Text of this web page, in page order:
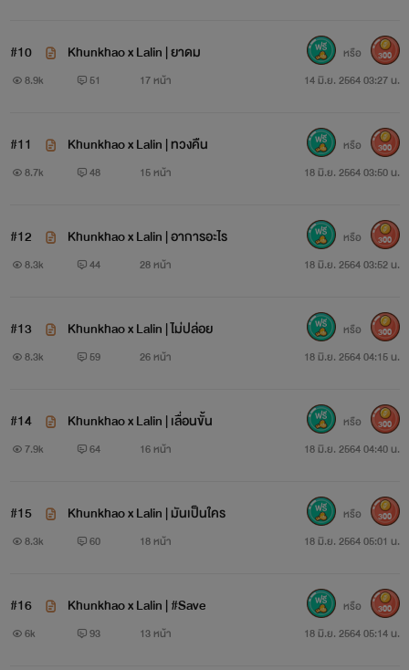
คุณสุลักษณ์ขอบคุณค่ะ .
#ขุนเขาลลิณ
#10 Khunkhao x Lalin | ยาดม
8.9k 51 17 หน้า 14 มิ.ย. 2564 03:27 น.
หรือ 300
#11 Khunkhao x Lalin | ทวงคืน
8.7k 48 15 หน้า 18 มิ.ย. 2564 03:50 น.
หรือ 300
#12 Khunkhao x Lalin | อาการอะไร
8.3k 44 28 หน้า 18 มิ.ย. 2564 03:52 น.
หรือ 300
#13 Khunkhao x Lalin | ไม่ปล่อย
8.3k 59 26 หน้า 18 มิ.ย. 2564 04:15 น.
หรือ 300
#14 Khunkhao x Lalin | เลื่อนขั้น
7.9k 64 16 หน้า 18 มิ.ย. 2564 04:40 น.
หรือ 300
#15 Khunkhao x Lalin | มันเป็นใคร
8.3k 60 18 หน้า 18 มิ.ย. 2564 05:01 น.
หรือ 300
#16 Khunkhao x Lalin | #Save
6k 93 13 หน้า 18 มิ.ย. 2564 05:14 น.
หรือ 300